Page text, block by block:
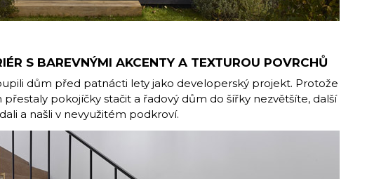
S BAREVNÝMI AKCENTY A TEXTUROU POVRCHŮ
dům před patnácti lety jako developerský projekt. Protože
pokojíčky stačit a řadový dům do šířky nezvětšíte, další
a našli v nevyužitém podkroví.